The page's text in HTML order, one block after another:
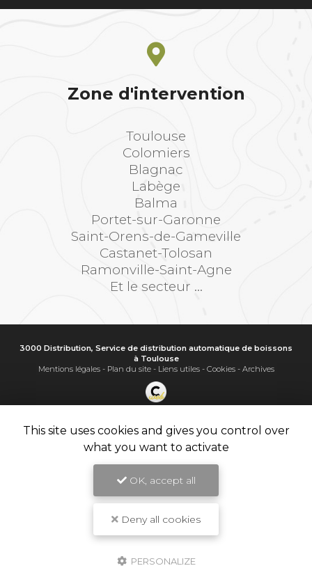
Zone d'intervention
Toulouse
Colomiers
Blagnac
Labège
Balma
Portet-sur-Garonne
Saint-Orens-de-Gameville
Castanet-Tolosan
Ramonville-Saint-Agne
Et le secteur ...
3000 Distribution, Service de distribution automatique de boissons
à Toulouse
Mentions légales- Plan du site- Liens utiles- Cookies- Archives
Demande de Devis
Secteur- En savoir +
Sitemap
Le CREMA AROMA : café grain professionnel LAVAZZA
Le CREMA CLASSICA : café grain professionnel LAVAZZA
9.8/10
This site uses cookies and gives you control over
what you want to activate
OK, accept all
Deny all cookies
PERSONALIZE